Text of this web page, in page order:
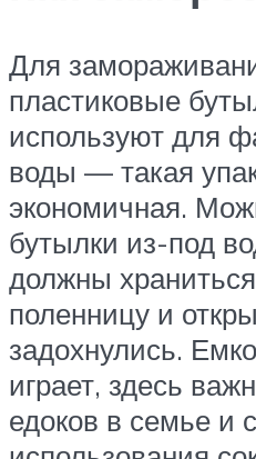
Для
пластиковые
используют для
воды — такая
экономичная.
бутылки из-под
должны
поленницу и
задохнулись.
играет, здесь
едоков в семье и